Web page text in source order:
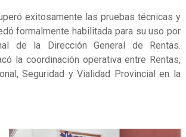
exitosamente las pruebas técnicas y
formalmente habilitada para su uso por
de la Dirección General de Rentas.
la coordinación operativa entre Rentas,
Seguridad y Vialidad Provincial en la